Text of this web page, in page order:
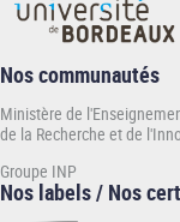
Nos communautés
Ministère de
de la Recherche et de
Groupe INP
Nos labels / Nos